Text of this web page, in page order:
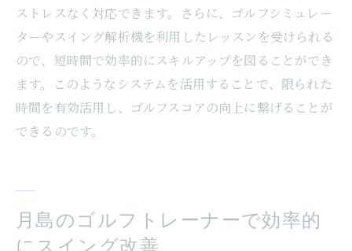
ストレスなく対応できます。さらに、ゴルフシミュレー
ターやスイング解析機を利用したレッスンを受けられる
ので、短時間で効率的にスキルアップを図ることができ
ます。このようなシステムを活用することで、限られた
時間を有効活用し、ゴルフスコアの向上に繋げることが
できるのです。
月島のゴルフトレーナーで効率的
にスイング改善